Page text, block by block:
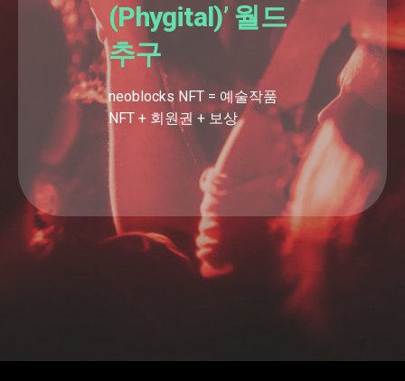
(Phygital)’ 월드
추구
neoblocks NFT = 예술작품
NFT + 회원권 + 보상